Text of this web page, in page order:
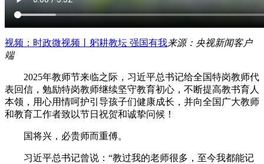
视频：时政微视频丨躬耕教坛 强国有我来源：央视新闻客户
端
2025年教师节来临之际，习近平总书记给全国特岗教师代
表回信，勉励特岗教师继续坚守教育初心，不断提高教书育人
本领，用心用情呵护引导孩子们健康成长，并向全国广大教师
和教育工作者致以节日祝贺和诚挚问候！
国将兴，必贵师而重傅。
习近平总书记曾说：“教过我的老师很多，至今我都能记